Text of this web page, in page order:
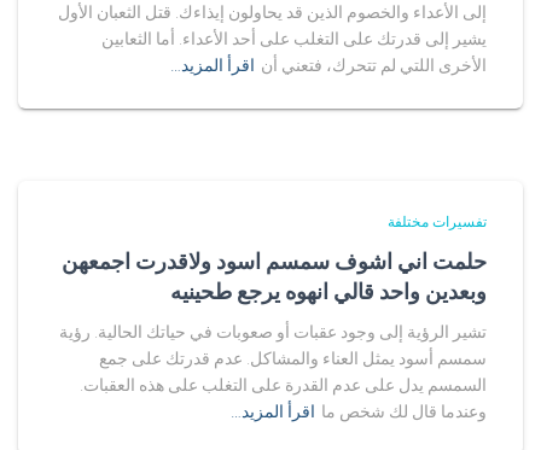
إلى الأعداء والخصوم الذين قد يحاولون إيذاءك. قتل الثعبان الأول
يشير إلى قدرتك على التغلب على أحد الأعداء. أما الثعابين
الأخرى اللتي لم تتحرك، فتعني أن اقرأ المزيد…
تفسيرات مختلفة
حلمت اني اشوف سمسم اسود ولاقدرت اجمعهن
وبعدين واحد قالي انهوه يرجع طحينيه
تشير الرؤية إلى وجود عقبات أو صعوبات في حياتك الحالية. رؤية
سمسم أسود يمثل العناء والمشاكل. عدم قدرتك على جمع
السمسم يدل على عدم القدرة على التغلب على هذه العقبات.
وعندما قال لك شخص ما اقرأ المزيد…